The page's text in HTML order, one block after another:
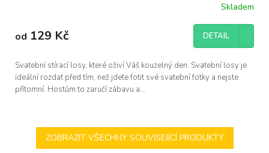
Skladem
od 129 Kč DETAIL
Svatební stírací losy, které oživí Váš kouzelný den. Svatební losy je
ideální rozdat před tím, než jdete fotit své svatební fotky a nejste
přítomní. Hostům to zaručí zábavu a...
ZOBRAZIT VŠECHNY SOUVISEJÍCÍ PRODUKTY